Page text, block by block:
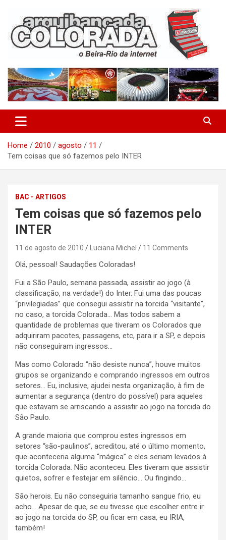
content
Arquibancada Colorada
Home 2010 agosto
11
Tem coisas que só fazemos pelo INTER
BAC - ARTIGOS
Tem coisas que só fazemos pelo
INTER
11 de agosto de 2010 Luciana Michel 11 Comments
Olá, pessoal! Saudações Coloradas!
Fui a São Paulo, semana passada, assistir ao jogo (à
classificação, na verdade!) do Inter. Fui uma das poucas
“privilegiadas” que consegui assistir na torcida “visitante”,
no caso, a torcida Colorada… Mas todos sabem a
quantidade de problemas que tiveram os Colorados que
adquiriram pacotes, passagens, etc, para ir a SP, e depois
não conseguiram ingressos…
Mas como Colorado “não desiste nunca”, houve muitos
grupos se organizando e comprando ingressos em outros
setores… Eu, inclusive, ajudei nesta organização, à fim de
aumentar a segurança (dentro do possível) para aqueles
que estavam se arriscando a assistir ao jogo na torcida do
São Paulo.
A grande maioria que comprou estes ingressos em
setores “são-paulinos”, acreditou, até o último momento,
que aconteceria alguma “mágica” e eles seriam levados à
torcida Colorada. Não aconteceu. Eles tiveram que assistir
quietos, sofrer e festejar em silêncio… Ou fingindo…
São herois. Eu não conseguiria tamanho sangue frio, eu
acho… Apesar de que, se eu tivesse que escolher entre ir
ao jogo na torcida do SP, ou ficar em casa, eu IRIA,
também!